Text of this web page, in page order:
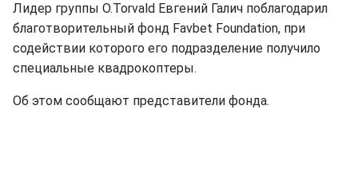
Лидер группы O.Torvald Евгений Галич поблагодарил
благотворительный фонд Favbet Foundation, при
содействии которого его подразделение получило
специальные квадрокоптеры.
Об этом сообщают представители фонда.